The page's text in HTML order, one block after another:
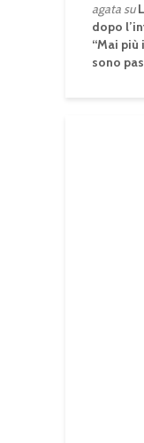
agatasu
dopo
“Mai più
sono